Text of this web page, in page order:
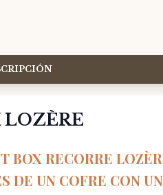
LOZÈRE
BOX RECORRE
DE UN COFRE CON